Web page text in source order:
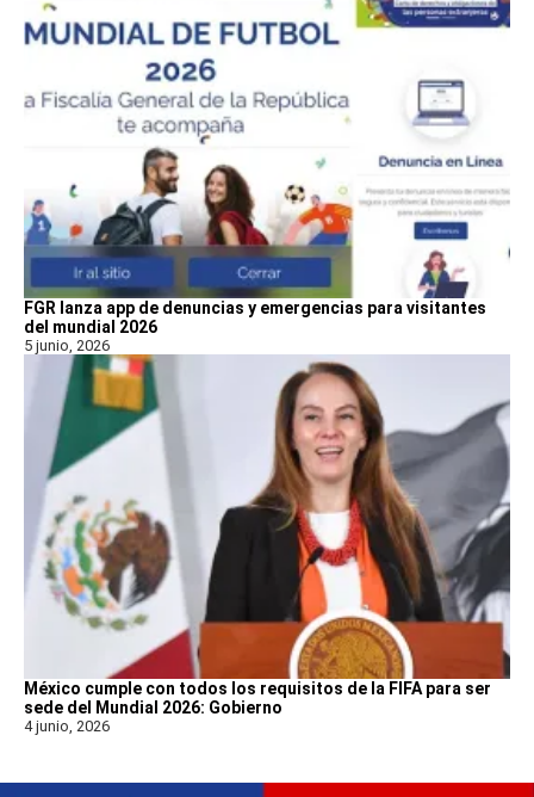
FGR lanza app de denuncias y emergencias para visitantes
del mundial 2026
5 junio, 2026
México cumple con todos los requisitos de la FIFA para ser
sede del Mundial 2026: Gobierno
4 junio, 2026